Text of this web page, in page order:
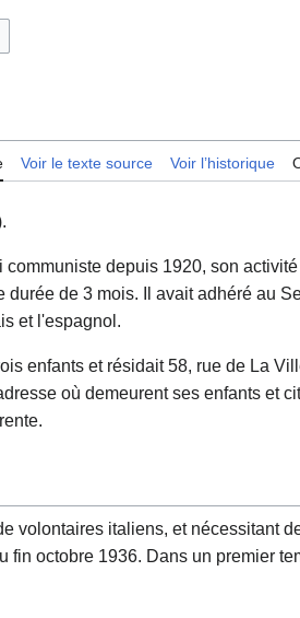
1939)
Voir le texte source Voir l’historique
depuis 1920, son
durée de 3 mois. Il avait adhéré au
et l'espagnol.
enfants et résidait 58, rue de La
où demeurent ses enfants et
volontaires italiens, et nécessitant
octobre 1936. Dans un premier